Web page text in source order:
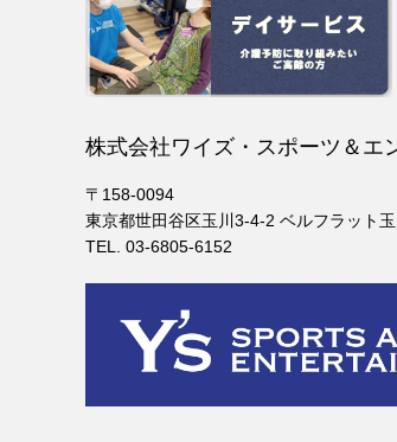
株式会社ワイズ・スポーツ＆エ
〒158-0094
東京都世田谷区玉川3-4-2 ベルフラット
TEL. 03-6805-6152